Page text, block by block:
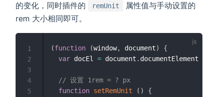
的变化，同时插件的
remUnit
属性值与手动设置的
rem 大小相同即可。
(function (window, document)
{
var docEl = document . documentElement
// 设置 1rem = ? px
function setRemUnit ( )
{
1
2
3
4
5